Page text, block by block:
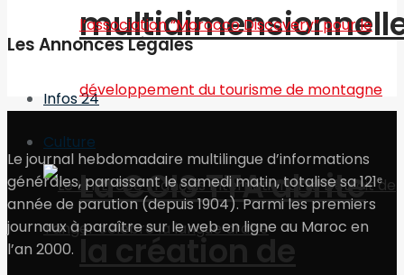
Infos 24
Culture
La CCIS TTA abrite
la création de
Les Annonces Légales
Le journal hebdomadaire multilingue d’informations
générales, paraissant le samedi matin, totalise sa 121ᵉ
année de parution (depuis 1904). Parmi les premiers
journaux à paraître sur le web en ligne au Maroc en
l’an 2000.